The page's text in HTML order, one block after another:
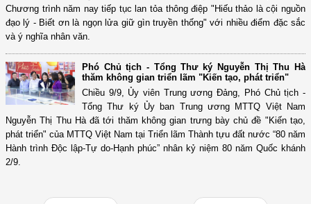
Chương trình năm nay tiếp tục lan tỏa thông điệp "Hiếu thảo là cội nguồn
đạo lý - Biết ơn là ngọn lửa giữ gìn truyền thống" với nhiều điểm đặc sắc
và ý nghĩa nhân văn.
Phó Chủ tịch - Tổng Thư ký Nguyễn Thị Thu Hà
thăm không gian triển lãm "Kiến tạo, phát triển"
Chiều 9/9, Ủy viên Trung ương Đảng, Phó Chủ tịch -
Tổng Thư ký Ủy ban Trung ương MTTQ Việt Nam
Nguyễn Thị Thu Hà đã tới thăm không gian trưng bày chủ đề "Kiến tạo,
phát triển" của MTTQ Việt Nam tại Triển lãm Thành tựu đất nước “80 năm
Hành trình Độc lập-Tự do-Hạnh phúc” nhân kỷ niệm 80 năm Quốc khánh
2/9.